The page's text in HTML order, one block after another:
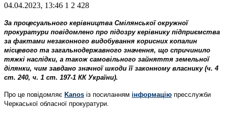
04.04.2023, 13:46 1 2 428
За процесуального керівництва Смілянської окружної
прокуратури повідомлено про підозру керівнику підприємства
за фактами незаконного видобування корисних копалин
місцевого та загальнодержавного значення, що спричинило
тяжкі наслідки, а також самовільного зайняття земельної
ділянки, чим завдано значної шкоди її законному власнику (ч. 4
ст. 240, ч. 1 ст. 197-1 КК України).
Про це повідомляє Kanos із посиланням інформацію пресслужби
Черкаської обласної прокуратури.